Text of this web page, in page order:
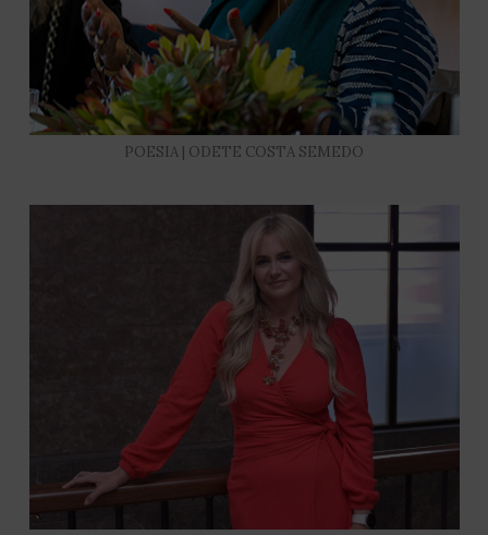
POESIA | ODETE COSTA SEMEDO